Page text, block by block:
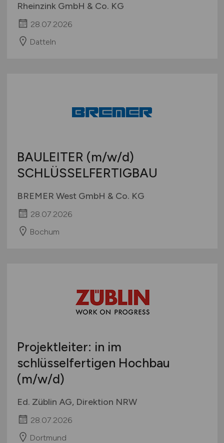
Rheinzink GmbH & Co. KG
28.07.2026
Datteln
BAULEITER (m/w/d)
SCHLÜSSELFERTIGBAU
BREMER West GmbH & Co. KG
28.07.2026
Bochum
Projektleiter: in im
schlüsselfertigen Hochbau
(m/w/d)
Ed. Züblin AG, Direktion NRW
28.07.2026
Dortmund